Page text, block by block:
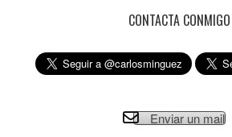
CONTACTA CONMIGO
Enviar un mail